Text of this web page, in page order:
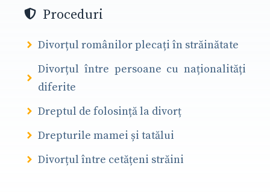
Proceduri
Divorțul românilor plecați în străinătate
Divorțul între persoane cu naționalități
diferite
Dreptul de folosință la divorț
Drepturile mamei și tatălui
Divorțul între cetățeni străini